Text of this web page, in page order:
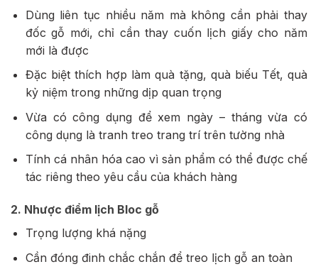
Dùng liên tục nhiều năm mà không cần phải thay
đốc gỗ mới, chỉ cần thay cuốn lịch giấy cho năm
mới là được
Đặc biệt thích hợp làm quà tặng, quà biếu Tết, quà
kỷ niệm trong những dịp quan trọng
Vừa có công dụng để xem ngày – tháng vừa có
công dụng là tranh treo trang trí trên tường nhà
Tính cá nhân hóa cao vì sản phẩm có thể được chế
tác riêng theo yêu cầu của khách hàng
2. Nhược điểm lịch Bloc gỗ
Trọng lượng khá nặng
Cần đóng đinh chắc chắn để treo lịch gỗ an toàn